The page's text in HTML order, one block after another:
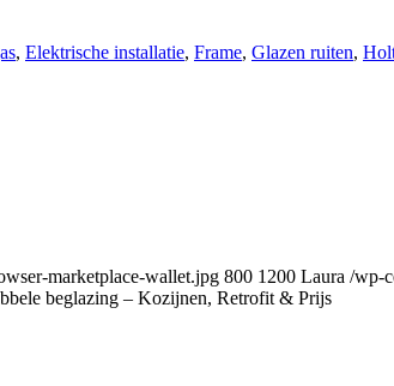
, Elektrische installatie, Frame, Glazen ruiten,
marketplace-wallet.jpg 800 1200 Laura /wp-
beglazing – Kozijnen, Retrofit & Prijs